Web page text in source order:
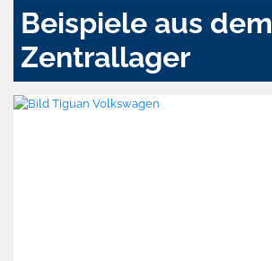
Beispiele aus dem
Zentrallager